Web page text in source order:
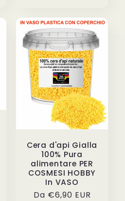
Cera d'api Gialla
100% Pura
alimentare PER
COSMESI HOBBY
In VASO
Prezzo
Da €6,90 EUR